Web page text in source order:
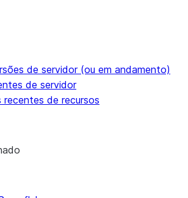
de servidor (ou em andamento)
de servidor
recentes de recursos